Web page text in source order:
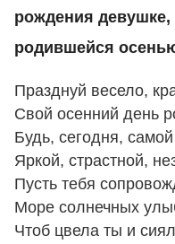
рождения
родившейся
Празднуй весело,
Свой осенний день
Будь, сегодня,
Яркой, страстной,
Пусть тебя
Море солнечных
Чтоб цвела ты и